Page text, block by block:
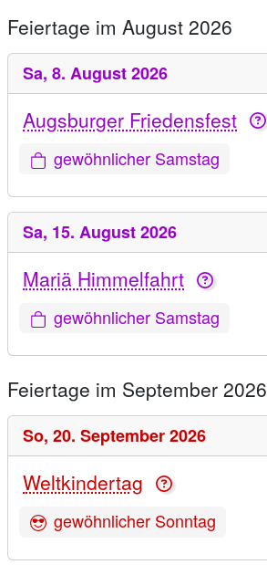
Feiertage im August 2026
Sa, 8. August 2026
Augsburger Friedensfest
gewöhnlicher Samstag
Sa, 15. August 2026
Mariä Himmelfahrt
gewöhnlicher Samstag
Feiertage im September 2026
So, 20. September 2026
Weltkindertag
gewöhnlicher Sonntag